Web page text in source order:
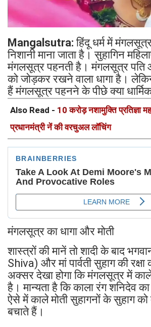
Mangalsutra:हिंदू धर्म में
निशानी माना जाता है। सुहागिन
मंगलसूत्र पहनती है। मंगलसूत्र पति
को जोड़कर रखने वाला धागा है।
हैं मंगलसूत्र पहनने के पीछे क्या धार्मिक
Also Read - 10 करोड़ नशामुक्ति प्रतिज्ञा
प्रधानमंत्री नें की वरचुअल लॉचिंग
मंगलसूत्र का धागा और मोती
शास्त्रों की मानें तो शादी के बाद
Shiva) और मां पार्वती सुहाग की
अक्सर देखा होगा कि मंगलसूत्र में
है। मान्यता है कि काला रंग शनिदेव
ऐसे में काले मोती सुहागनों के सुहाग
बचाते हैं।